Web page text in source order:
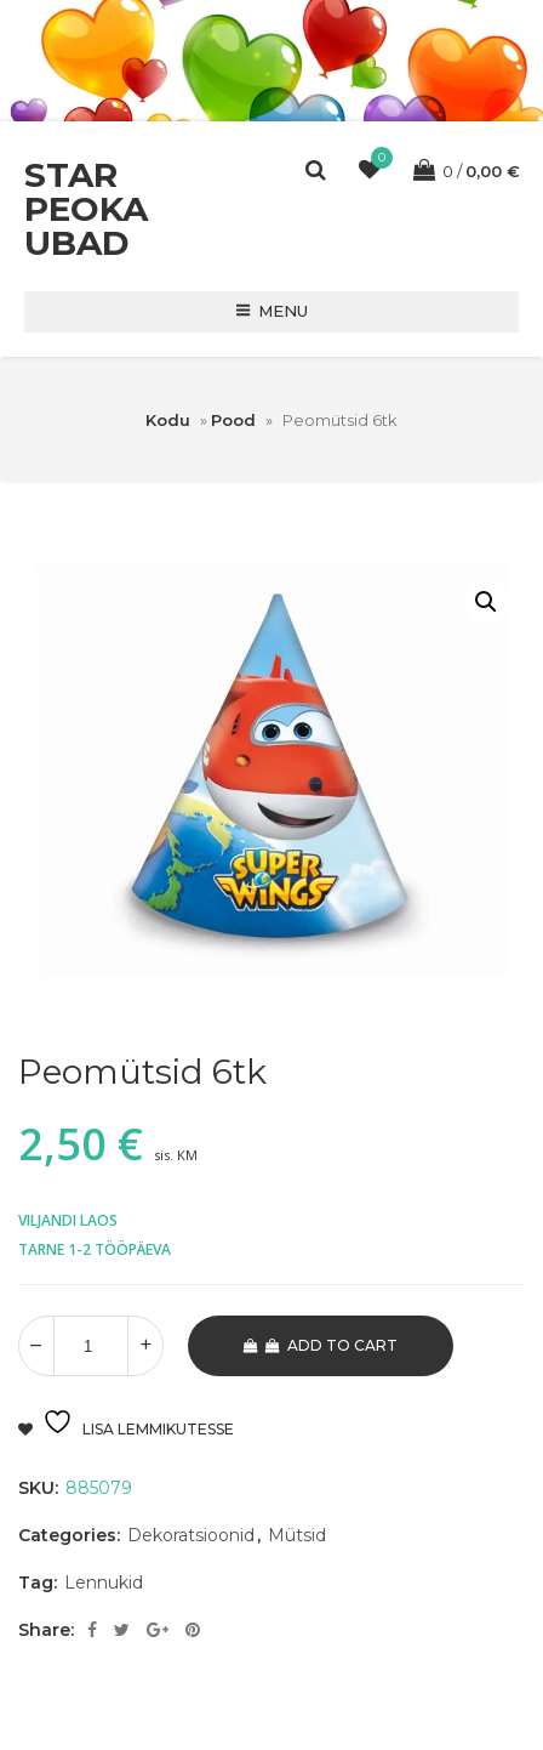
STAR
PEOKA
UBAD
0
0 0,00 €
MENU
Kodu » Pood » Peomütsid 6tk
Peomütsid 6tk
2,50 € sis. KM
VILJANDI LAOS
TARNE 1-2 TÖÖPÄEVA
ADD TO CART
LISA LEMMIKUTESSE
SKU: 885079
Categories: Dekoratsioonid , Mütsid
Tag: Lennukid
Share: